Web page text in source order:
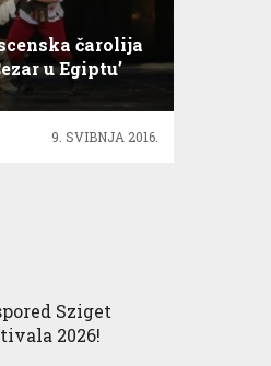
čarolija
u Egiptu’
publiku
9. SVIBNJA 2016.
Sziget
2026!